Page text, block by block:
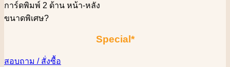
การ์ดพิมพ์ 2 ด้าน หน้า-หลัง
ขนาดพิเศษ?
Special*
สอบถาม / สั่งซื้อ